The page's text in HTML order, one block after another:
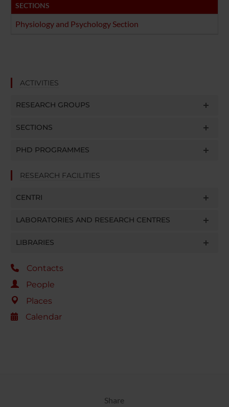
SECTIONS
Physiology and Psychology Section
ACTIVITIES
RESEARCH GROUPS
SECTIONS
PHD PROGRAMMES
RESEARCH FACILITIES
CENTRI
LABORATORIES AND RESEARCH CENTRES
LIBRARIES
Contacts
People
Places
Calendar
Share